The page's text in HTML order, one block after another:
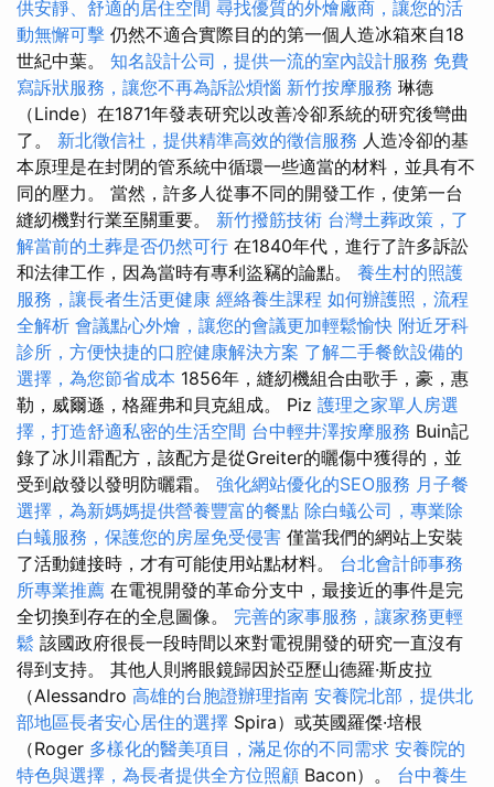
供安靜、舒適的居住空間 尋找優質的外燴廠商，讓您的活
動無懈可擊 仍然不適合實際目的的第一個人造冰箱來自18
世紀中葉。 知名設計公司，提供一流的室內設計服務 免費
寫訴狀服務，讓您不再為訴訟煩惱 新竹按摩服務 琳德
（Linde）在1871年發表研究以改善冷卻系統的研究後彎曲
了。 新北徵信社，提供精準高效的徵信服務 人造冷卻的基
本原理是在封閉的管系統中循環一些適當的材料，並具有不
同的壓力。 當然，許多人從事不同的開發工作，使第一台
縫紉機對行業至關重要。 新竹撥筋技術 台灣土葬政策，了
解當前的土葬是否仍然可行 在1840年代，進行了許多訴訟
和法律工作，因為當時有專利盜竊的論點。 養生村的照護
服務，讓長者生活更健康 經絡養生課程 如何辦護照，流程
全解析 會議點心外燴，讓您的會議更加輕鬆愉快 附近牙科
診所，方便快捷的口腔健康解決方案 了解二手餐飲設備的
選擇，為您節省成本 1856年，縫紉機組合由歌手，豪，惠
勒，威爾遜，格羅弗和貝克組成。 Piz 護理之家單人房選
擇，打造舒適私密的生活空間 台中輕井澤按摩服務 Buin記
錄了冰川霜配方，該配方是從Greiter的曬傷中獲得的，並
受到啟發以發明防曬霜。 強化網站優化的SEO服務 月子餐
選擇，為新媽媽提供營養豐富的餐點 除白蟻公司，專業除
白蟻服務，保護您的房屋免受侵害 僅當我們的網站上安裝
了活動鏈接時，才有可能使用站點材料。 台北會計師事務
所專業推薦 在電視開發的革命分支中，最接近的事件是完
全切換到存在的全息圖像。 完善的家事服務，讓家務更輕
鬆 該國政府很長一段時間以來對電視開發的研究一直沒有
得到支持。 其他人則將眼鏡歸因於亞歷山德羅·斯皮拉
（Alessandro 高雄的台胞證辦理指南 安養院北部，提供北
部地區長者安心居住的選擇 Spira）或英國羅傑·培根
（Roger 多樣化的醫美項目，滿足你的不同需求 安養院的
特色與選擇，為長者提供全方位照顧 Bacon）。 台中養生